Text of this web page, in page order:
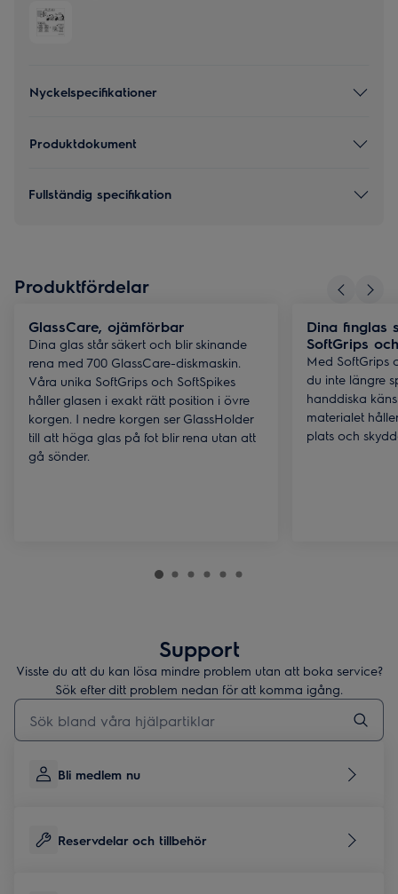
Nyckelspecifikationer
Produktdokument
Fullständig specifikation
Produktfördelar
GlassCare, ojämförbar
Dina glas står säkert och blir skinande
rena med 700 GlassCare-diskmaskin.
Våra unika SoftGrips och SoftSpikes
håller glasen i exakt rätt position i övre
korgen. I nedre korgen ser GlassHolder
till att höga glas på fot blir rena utan att
gå sönder.
Dina finglas
SoftGrips
Med SoftGrips
du inte längre
handdiska
materialet
plats och
Support
Visste du att du kan lösa mindre problem utan att boka service?
Sök efter ditt problem nedan för att komma igång.
Skriv här för att söka i supportartiklar
Bli medlem nu
Reservdelar och tillbehör